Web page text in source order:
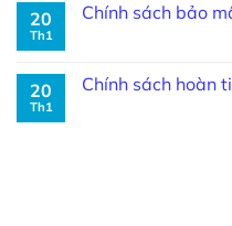
20
Th1
Chính sách bảo
20
Th1
Chính sách hoàn